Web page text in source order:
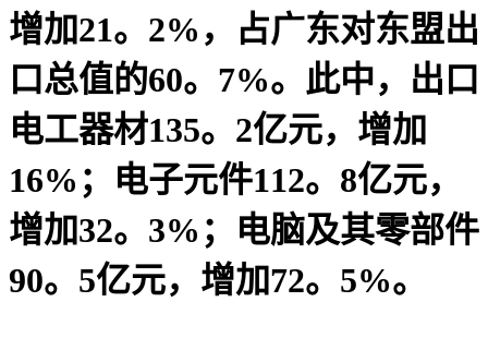
增加21。2%，占广东对东盟出
口总值的60。7%。此中，出口
电工器材135。2亿元，增加
16%；电子元件112。8亿元，
增加32。3%；电脑及其零部件
90。5亿元，增加72。5%。